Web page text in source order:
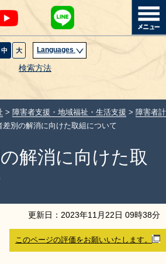
中 大 Languages
検索方法
ト
ス
組織から探す
> 障害者支援・地域福祉・生活支援 > 障害者計
差別の解消に向けた取組について
解消に向けた取
更新日： 2023年11 月 22日 09時38分
このページの評価をお願いいたします。